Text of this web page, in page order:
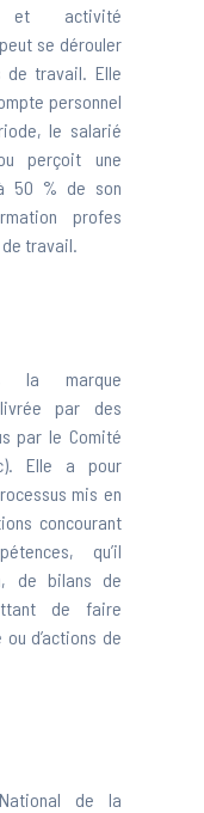
et activité
se dérouler
de travail. Elle
personnel
le salarié
perçoit une
50 % de son
profes
travail.
la marque
par des
par le Comité
Elle a pour
mis en
concourant
qu’il
de bilans de
de faire
d’actions de
de la